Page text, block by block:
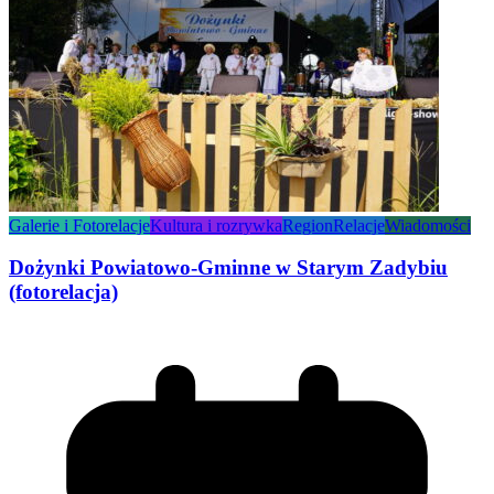
Galerie i FotorelacjeKultura i rozrywkaRegionRelacjeWiadomości
Dożynki Powiatowo-Gminne w Starym Zadybiu
(fotorelacja)